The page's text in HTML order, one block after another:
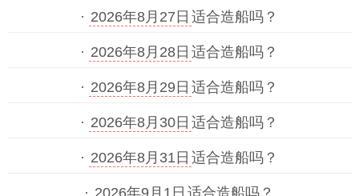
· 2026年8月27日 适合造船吗？
· 2026年8月28日 适合造船吗？
· 2026年8月29日 适合造船吗？
· 2026年8月30日 适合造船吗？
· 2026年8月31日 适合造船吗？
· 2026年9月1日 适合造船吗？